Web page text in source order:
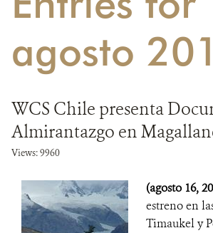
DONA
agosto
WCS Chile presenta
Almirantazgo en
Views: 9960
(agosto 16,
estreno en
Timaukel y